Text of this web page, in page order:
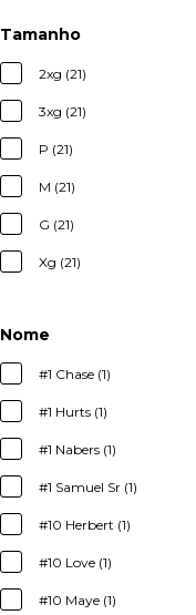
Tamanho
2xg (21)
3xg (21)
P (21)
M (21)
G (21)
Xg (21)
Nome
#1 Chase (1)
#1 Hurts (1)
#1 Nabers (1)
#1 Samuel Sr (1)
#10 Herbert (1)
#10 Love (1)
#10 Maye (1)